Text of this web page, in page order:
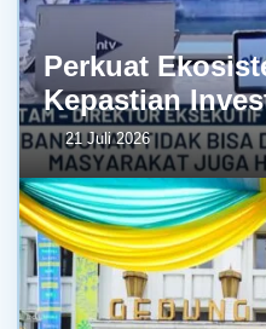
Perkuat
Kepastian
21 Juli 2026